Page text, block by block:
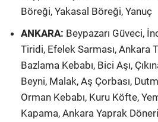
Böreği, Yakasal Böreği, Yanuç
ANKARA: Beypazarı Güveci,
Tiridi, Efelek Sarması, Ankara
Bazlama Kebabı, Bici Aşı,
Beyni, Malak, Aş Çorbası,
Orman Kebabı, Kuru Köfte,
Kapama, Ankara Yaprak